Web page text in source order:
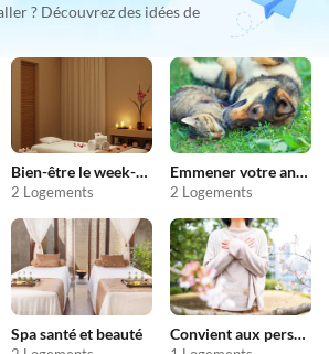
? Découvrez des idées de
Bien-être le week-end
2 Logements
Emmener votre animal en vacances
2 Logements
Spa santé et beauté Convient aux personnes allergiques